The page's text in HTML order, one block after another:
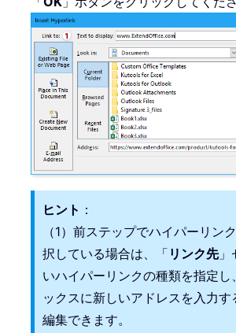
ヒント ：
（1）前ステップでハイパーリン
択している場合は、「 リンク先」
いハイパーリンクの種類を指定し
ックスに新しいアドレスを入力
編集できます。